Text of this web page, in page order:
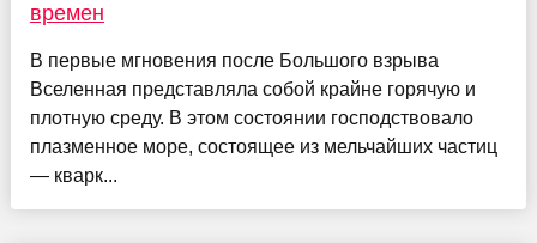
времен
В первые мгновения после Большого взрыва
Вселенная представляла собой крайне горячую и
плотную среду. В этом состоянии господствовало
плазменное море, состоящее из мельчайших частиц
— кварк...